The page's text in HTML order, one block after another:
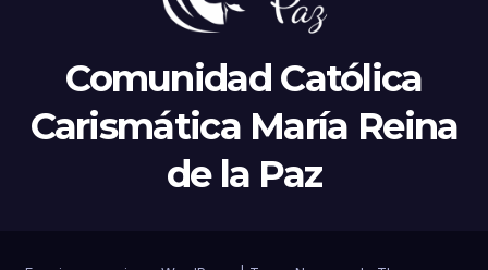
Comunidad Católica
Carismática María Reina
de la Paz